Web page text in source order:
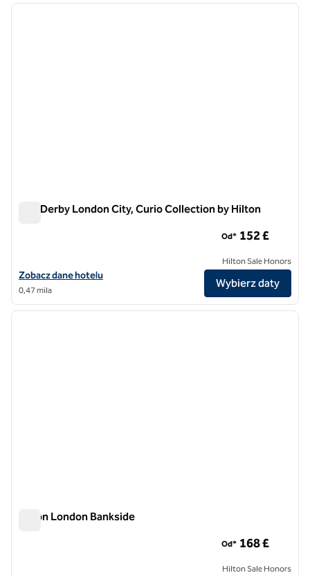
1 z 11
The Derby London City, Curio Collection by Hilton
Zobacz szczegóły hotelu The Derby London City, Curio Collection
Zobacz dane hotelu
0,47 mila
Od* 152 £
Hilton Sale Honors
Wybierz daty
1/12
1 z 12
Hilton London Bankside
Od* 168 £
Hilton Sale Honors